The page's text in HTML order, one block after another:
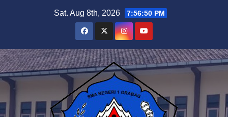
Sat. Aug 8th, 2026 7:56:51 PM